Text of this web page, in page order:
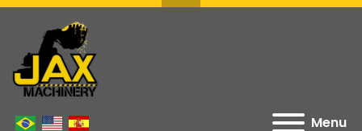
Menu